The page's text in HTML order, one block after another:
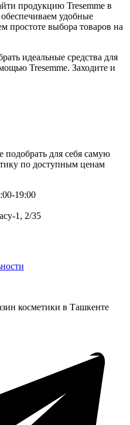
продукцию Tresemme в
удобные
простоте выбора товаров на
идеальные средства для
Tresemme. Заходите и
подобрать для себя самую
по доступным ценам
19:00
1, 2/35
косметики в Ташкенте